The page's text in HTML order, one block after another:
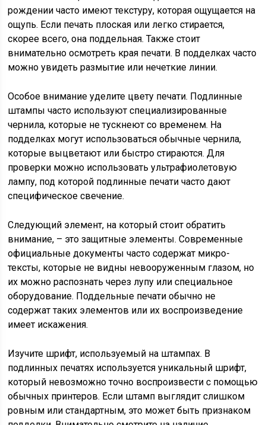
рождении часто имеют текстуру, которая ощущается на
ощупь. Если печать плоская или легко стирается,
скорее всего, она поддельная. Также стоит
внимательно осмотреть края печати. В подделках часто
можно увидеть размытие или нечеткие линии.
Особое внимание уделите цвету печати. Подлинные
штампы часто используют специализированные
чернила, которые не тускнеют со временем. На
подделках могут использоваться обычные чернила,
которые выцветают или быстро стираются. Для
проверки можно использовать ультрафиолетовую
лампу, под которой подлинные печати часто дают
специфическое свечение.
Следующий элемент, на который стоит обратить
внимание, – это защитные элементы. Современные
официальные документы часто содержат микро-
тексты, которые не видны невооруженным глазом, но
их можно распознать через лупу или специальное
оборудование. Поддельные печати обычно не
содержат таких элементов или их воспроизведение
имеет искажения.
Изучите шрифт, используемый на штампах. В
подлинных печатях используется уникальный шрифт,
который невозможно точно воспроизвести с помощью
обычных принтеров. Если штамп выглядит слишком
ровным или стандартным, это может быть признаком